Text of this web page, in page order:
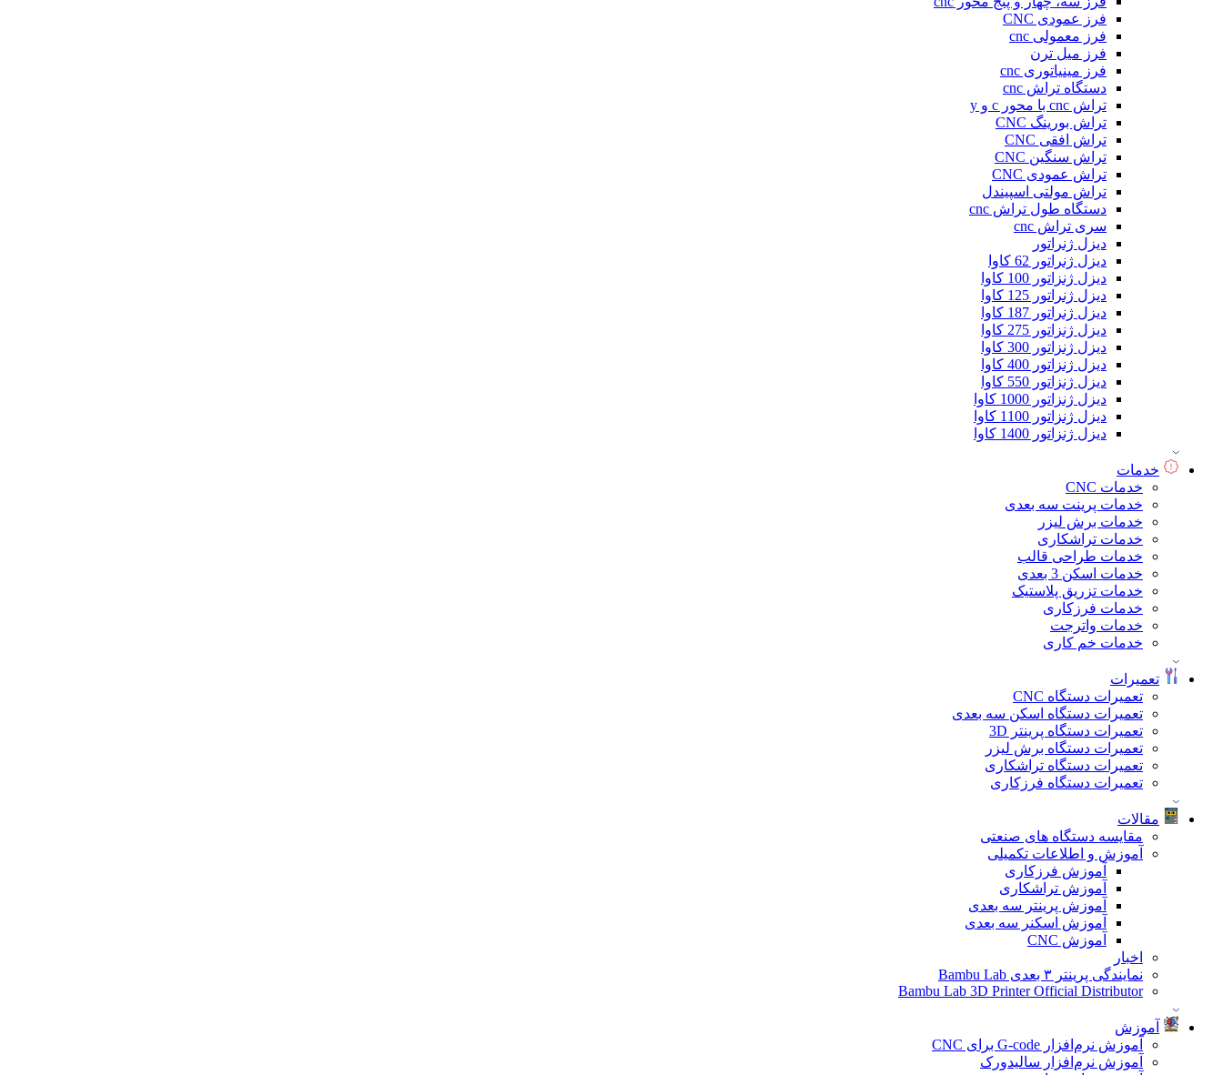
فرز عمودی CNC
فرز معمولی cnc
فرز میل ترن
فرز مینیاتوری cnc
دستگاه تراش cnc
تراش cnc با محور c و y
تراش بورینگ CNC
تراش افقی CNC
تراش سنگین CNC
تراش عمودی CNC
تراش مولتی اسپیندل
دستگاه طول تراش cnc
سری تراش cnc
دیزل ژنراتور
دیزل ژنراتور 62 کاوا
دیزل ژنزاتور 100 کاوا
دیزل ژنراتور 125 کاوا
دیزل ژنراتور 187 کاوا
دیزل ژنزاتور 275 کاوا
دیزل ژنزاتور 300 کاوا
دیزل ژنزاتور 400 کاوا
دیزل ژنزاتور 550 کاوا
دیزل ژنزاتور 1000 کاوا
دیزل ژنزاتور 1100 کاوا
دیزل ژنزاتور 1400 کاوا
خدمات
خدمات CNC
خدمات پرینت سه بعدی
خدمات برش لیزر
خدمات تراشکاری
خدمات طراحی قالب
خدمات اسکن 3 بعدی
خدمات تزریق پلاستیک
خدمات فرزکاری
خدمات واترجت
خدمات خم کاری
تعمیرات
تعمیرات دستگاه CNC
تعمیرات دستگاه اسکن سه بعدی
تعمیرات دستگاه پرینتر 3D
تعمیرات دستگاه برش لیزر
تعمیرات دستگاه تراشکاری
تعمیرات دستگاه فرزکاری
مقالات
مقایسه دستگاه های صنعتی
آموزش و اطلاعات تکمیلی
آموزش فرزکاری
آموزش تراشکاری
آموزش پرینتر سه بعدی
آموزش اسکنر سه بعدی
آموزش CNC
اخبار
نمایندگی پرینتر ۳ بعدی Bambu Lab
Bambu Lab 3D Printer Official Distributor
آموزش
آموزش نرم‌افزار G-code برای CNC
آموزش نرم‌افزار سالیدورک